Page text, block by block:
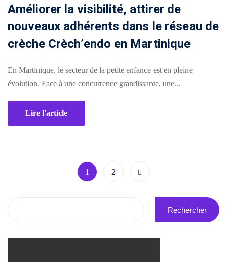
Améliorer la visibilité, attirer de
nouveaux adhérents dans le réseau de
crèche Crèch’endo en Martinique
En Martinique, le secteur de la petite enfance est en pleine
évolution. Face à une concurrence grandissante, une...
Lire l'article
1 2
Rechercher